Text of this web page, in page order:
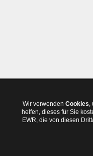
Wir verwenden Cookies,
helfen, dieses für Sie
EWR, die von diesen